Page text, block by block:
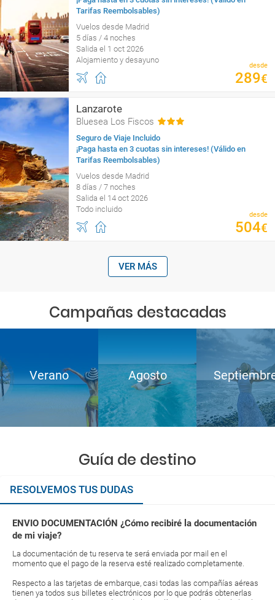
Tarifas Reembolsables)
Vuelos desde Madrid
5 días / 4 noches
Salida el 1 oct 2026
Alojamiento y desayuno
desde
289€
Lanzarote
Bluesea Los Fiscos
Seguro de Viaje Incluido
¡Paga hasta en 3 cuotas sin intereses! (Válido en
Tarifas Reembolsables)
Vuelos desde Madrid
8 días / 7 noches
Salida el 14 oct 2026
Todo incluido
desde
504€
VER MÁS
Campañas destacadas
Verano Agosto
Guía de destino
RESOLVEMOS TUS DUDAS
ENVIO DOCUMENTACIÓN ¿Cómo recibiré la documentación
de mi viaje?
La documentación de tu reserva te será enviada por mail en el
momento que el pago de la reserva esté realizado completamente.
Respecto a las tarjetas de embarque, casi todas las compañías aéreas
tienen ya todos sus billetes electrónicos por lo que podrás obtenerlas